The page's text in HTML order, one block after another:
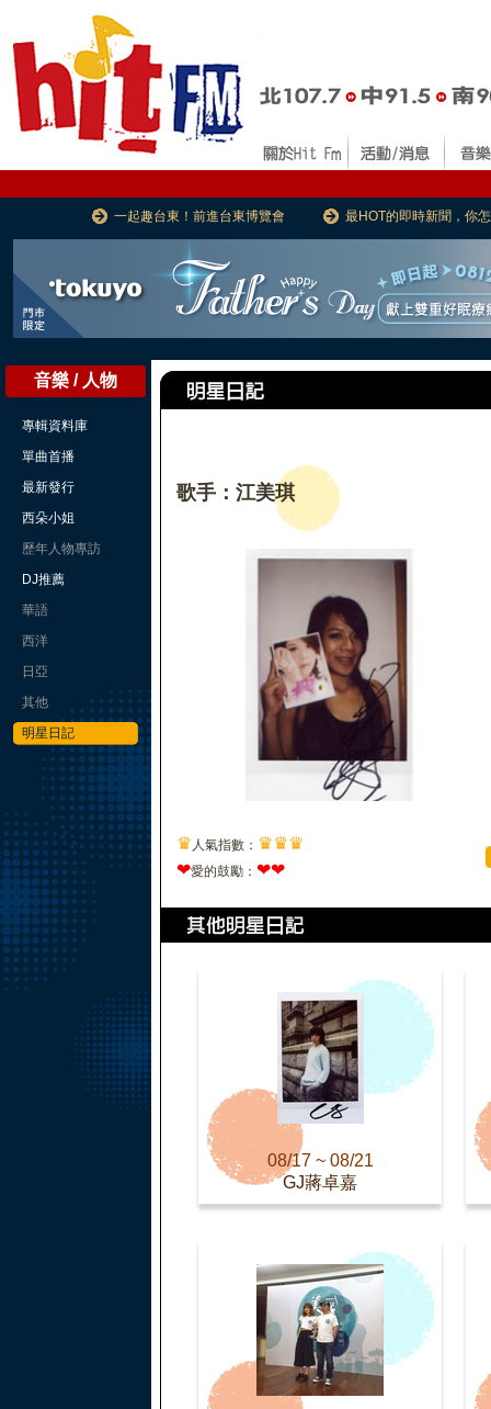
一起趣台東！前進台東博覽會 最HOT的即時新聞，你
音樂 / 人物
專輯資料庫
單曲首播
最新發行
西朵小姐
歷年人物專訪
DJ推薦
華語
西洋
日亞
其他
明星日記
歌手：江美琪
♛ 人氣指數： ♛♛♛
❤愛的鼓勵： ❤❤
08/17 ~ 08/21
GJ蔣卓嘉